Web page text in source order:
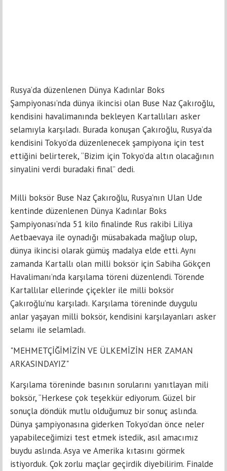
Rusya’da düzenlenen Dünya Kadınlar Boks
Şampiyonası’nda dünya ikincisi olan Buse Naz Çakıroğlu,
kendisini havalimanında bekleyen Kartallıları asker
selamıyla karşıladı. Burada konuşan Çakıroğlu, Rusya’da
kendisini Tokyo’da düzenlenecek şampiyona için test
ettiğini belirterek, “Bizim için Tokyo’da altın olacağının
sinyalini verdi buradaki final” dedi.
Milli boksör Buse Naz Çakıroğlu, Rusya’nın Ulan Ude
kentinde düzenlenen Dünya Kadınlar Boks
Şampiyonası’nda 51 kilo finalinde Rus rakibi Liliya
Aetbaevaya ile oynadığı müsabakada mağlup olup,
dünya ikincisi olarak gümüş madalya elde etti. Aynı
zamanda Kartallı olan milli boksör için Sabiha Gökçen
Havalimanı’nda karşılama töreni düzenlendi. Törende
Kartallılar ellerinde çiçekler ile milli boksör
Çakıroğlu’nu karşıladı. Karşılama töreninde duygulu
anlar yaşayan milli boksör, kendisini karşılayanları asker
selamı ile selamladı.
"MEHMETÇİĞİMİZİN VE ÜLKEMİZİN HER ZAMAN
ARKASINDAYIZ"
Karşılama töreninde basının sorularını yanıtlayan mili
boksör, “Herkese çok teşekkür ediyorum. Güzel bir
sonuçla döndük mutlu olduğumuz bir sonuç aslında.
Dünya şampiyonasına giderken Tokyo’dan önce neler
yapabileceğimizi test etmek istedik, asıl amacımız
buydu aslında. Asya ve Amerika kıtasını görmek
istiyorduk. Çok zorlu maçlar geçirdik diyebilirim. Finalde